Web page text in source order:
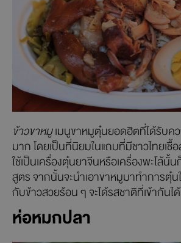
ข้าวขาหมูเมนูขาหมูตุ๋นยอดฮิตที่ได้รับค
มาก โดยเป็นที่นิยมในแถบที่มีชาวไทยเชื้อ
ใช้เป็นเครื่องตุ๋นยาจีนหรือเครื่องพะโล้นั้
สูตร จากนั้นจะนำเอาขาหมูมาทำการตุ๋น
กับข้าวสวยร้อน ๆ จะได้รสชาติที่เข้ากันไ
ห่อหมกปลา